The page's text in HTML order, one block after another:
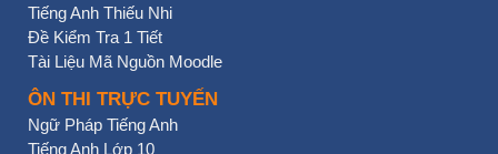
Tiếng Anh Thiếu Nhi
Đề Kiểm Tra 1 Tiết
Tài Liệu Mã Nguồn Moodle
ÔN THI TRỰC TUYẾN
Ngữ Pháp Tiếng Anh
Tiếng Anh Lớp 10